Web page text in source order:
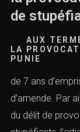
de
AUX
LA
PUNIE
de 7 ans
d’amende. Par
du délit de